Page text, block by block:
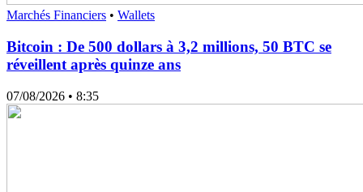
Marchés Financiers • Wallets
Bitcoin : De 500 dollars à 3,2 millions, 50 BTC se
réveillent après quinze ans
07/08/2026 • 8:35